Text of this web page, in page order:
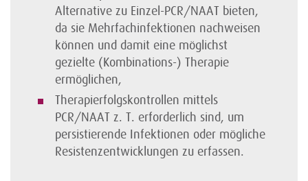
Alternative zu Einzel-PCR/NAAT bieten,
da sie Mehrfachinfektionen nachweisen
können und damit eine möglichst
gezielte (Kombinations-) Therapie
ermöglichen,
Therapierfolgskontrollen mittels
PCR/NAAT z. T. erforderlich sind, um
persistierende Infektionen oder mögliche
Resistenzentwicklungen zu erfassen.